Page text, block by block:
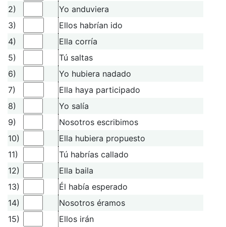
2)
Yo anduviera
3)
Ellos habrían ido
4)
Ella corría
5)
Tú saltas
6)
Yo hubiera nadado
7)
Ella haya participado
8)
Yo salía
9)
Nosotros escribimos
10)
Ella hubiera propuesto
11)
Tú habrías callado
12)
Ella baila
13)
Él había esperado
14)
Nosotros éramos
15)
Ellos irán